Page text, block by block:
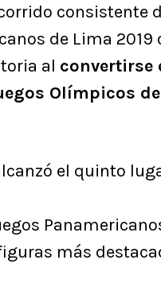
consistente
de Lima
al convertirse
Olímpicos
el quinto
más